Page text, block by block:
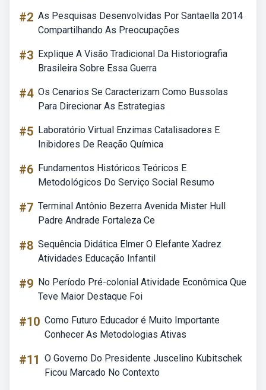
#2 As Pesquisas Desenvolvidas Por Santaella 2014
Compartilhando As Preocupações
#3 Explique A Visão Tradicional Da Historiografia
Brasileira Sobre Essa Guerra
#4 Os Cenarios Se Caracterizam Como Bussolas
Para Direcionar As Estrategias
#5 Laboratório Virtual Enzimas Catalisadores E
Inibidores De Reação Química
#6 Fundamentos Históricos Teóricos E
Metodológicos Do Serviço Social Resumo
#7 Terminal Antônio Bezerra Avenida Mister Hull
Padre Andrade Fortaleza Ce
#8 Sequência Didática Elmer O Elefante Xadrez
Atividades Educação Infantil
#9 No Período Pré-colonial Atividade Econômica Que
Teve Maior Destaque Foi
#10 Como Futuro Educador é Muito Importante
Conhecer As Metodologias Ativas
#11 O Governo Do Presidente Juscelino Kubitschek
Ficou Marcado No Contexto